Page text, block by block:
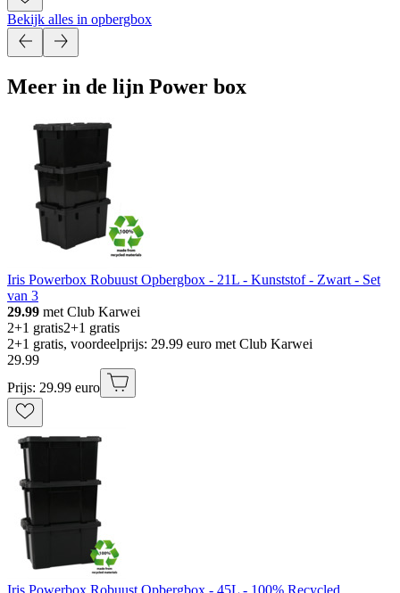
Bekijk alles in opbergbox
Meer in de lijn Power box
Iris Powerbox Robuust Opbergbox - 21L - Kunststof - Zwart - Set
van 3
29.99 met Club Karwei
2+1 gratis2+1 gratis
2+1 gratis, voordeelprijs: 29.99 euro met Club Karwei
29.99
Prijs: 29.99 euro
Iris Powerbox Robuust Opbergbox - 45L - 100% Recycled